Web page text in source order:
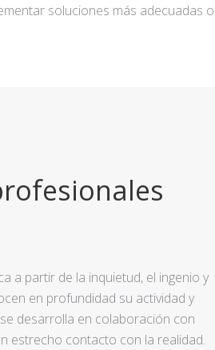
soluciones más adecuadas
a partir de la inquietud, el ingenio y
en profundidad su actividad y
desarrolla en colaboración con
estrecho contacto con la realidad.